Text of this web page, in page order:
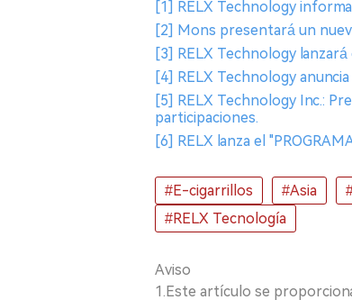
[1] RELX Technology
[2] Mons presentará un
[3] RELX Technology
[4] RELX Technology
[5] RELX Technology Inc.:
participaciones.
[6] RELX lanza el
#E-cigarrillos #Asia
#RELX Tecnología
Aviso
1.Este artículo se